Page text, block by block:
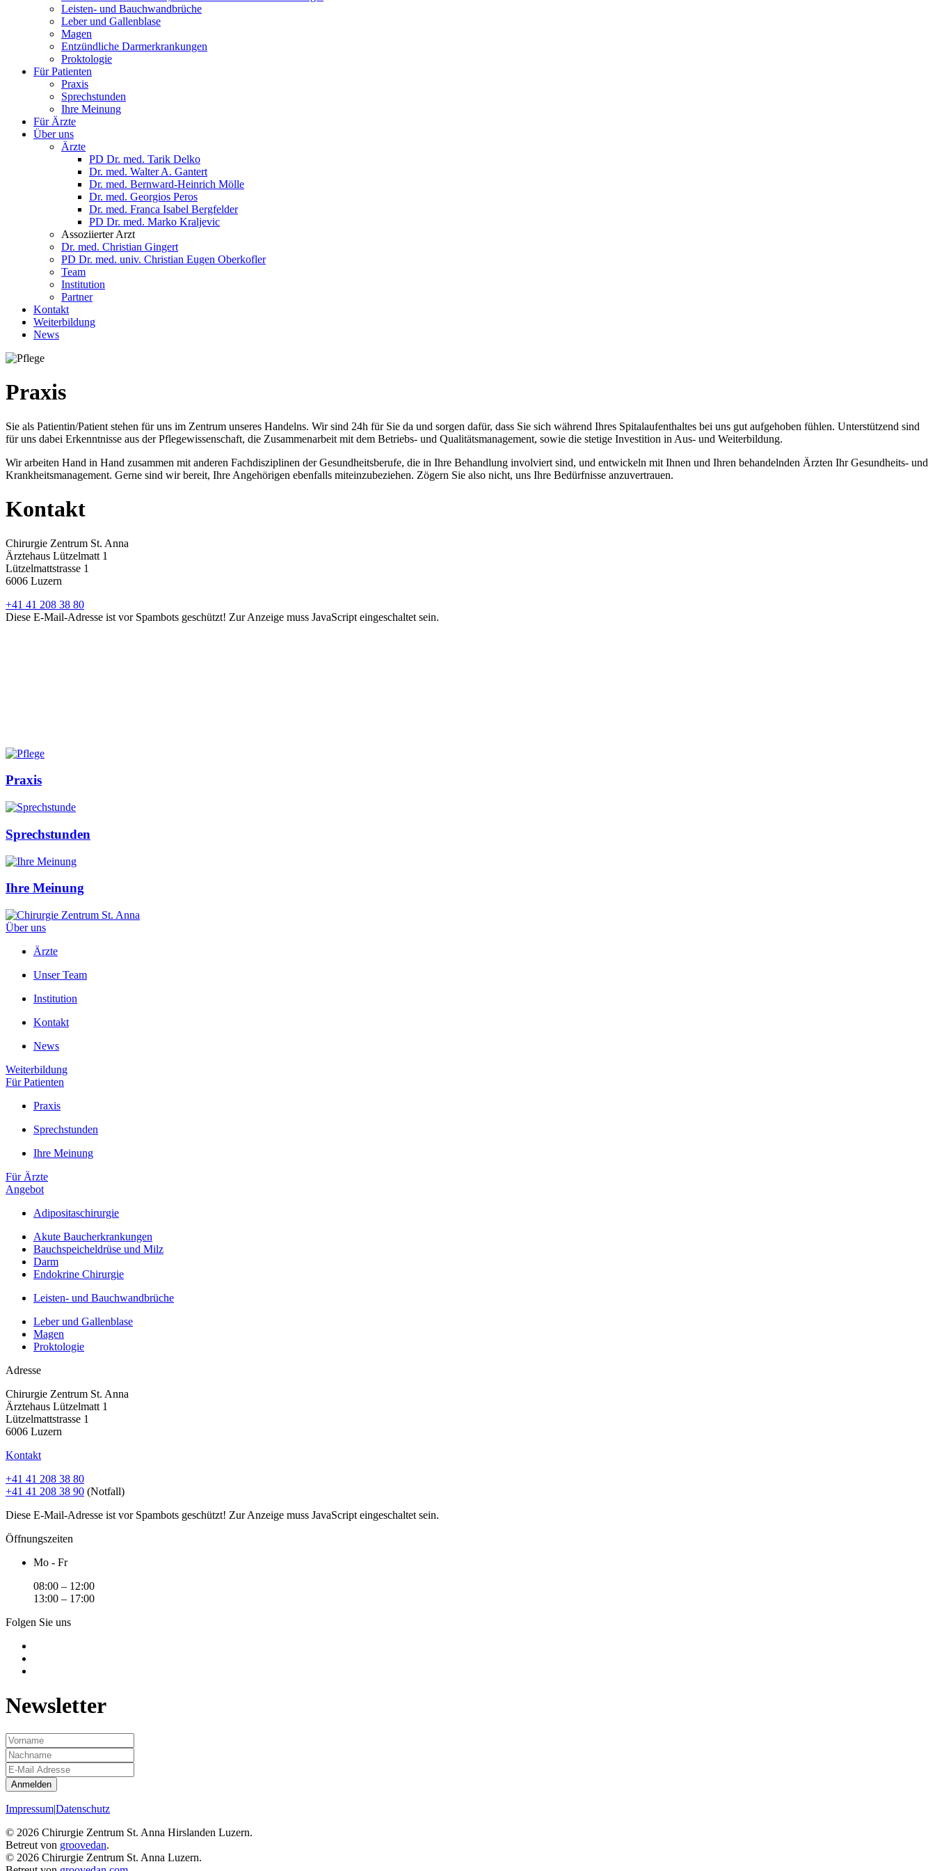
Leisten- und Bauchwandbrüche
Leber und Gallenblase
Magen
Entzündliche Darmerkrankungen
Proktologie
Für Patienten
Praxis
Sprechstunden
Ihre Meinung
Für Ärzte
Über uns
Ärzte
PD Dr. med. Tarik Delko
Dr. med. Walter A. Gantert
Dr. med. Bernward-Heinrich Mölle
Dr. med. Georgios Peros
Dr. med. Franca Isabel Bergfelder
PD Dr. med. Marko Kraljevic
Assoziierter Arzt
Dr. med. Christian Gingert
PD Dr. med. univ. Christian Eugen Oberkofler
Team
Institution
Partner
Kontakt
Weiterbildung
News
Praxis
Sie als Patientin/Patient stehen für uns im Zentrum unseres Handelns. Wir sind 24h für Sie da und sorgen dafür, dass Sie sich während Ihres Spitalaufenthaltes bei uns gut aufgehoben fühlen. Unterstützend sind
für uns dabei Erkenntnisse aus der Pflegewissenschaft, die Zusammenarbeit mit dem Betriebs- und Qualitätsmanagement, sowie die stetige Investition in Aus- und Weiterbildung.
Wir arbeiten Hand in Hand zusammen mit anderen Fachdisziplinen der Gesundheitsberufe, die in Ihre Behandlung involviert sind, und entwickeln mit Ihnen und Ihren behandelnden Ärzten Ihr Gesundheits- und
Krankheitsmanagement. Gerne sind wir bereit, Ihre Angehörigen ebenfalls miteinzubeziehen. Zögern Sie also nicht, uns Ihre Bedürfnisse anzuvertrauen.
Kontakt
Chirurgie Zentrum St. Anna
Ärztehaus Lützelmatt 1
Lützelmattstrasse 1
6006 Luzern
+41 41 208 38 80
Diese E-Mail-Adresse ist vor Spambots geschützt! Zur Anzeige muss JavaScript eingeschaltet sein.
Praxis
Sprechstunden
Ihre Meinung
Über uns
Ärzte
Unser Team
Institution
Kontakt
News
Weiterbildung
Für Patienten
Praxis
Sprechstunden
Ihre Meinung
Für Ärzte
Angebot
Adipositaschirurgie
Akute Baucherkrankungen
Bauchspeicheldrüse und Milz
Darm
Endokrine Chirurgie
Leisten- und Bauchwandbrüche
Leber und Gallenblase
Magen
Proktologie
Adresse
Chirurgie Zentrum St. Anna
Ärztehaus Lützelmatt 1
Lützelmattstrasse 1
6006 Luzern
Kontakt
+41 41 208 38 80
+41 41 208 38 90 (Notfall)
Diese E-Mail-Adresse ist vor Spambots geschützt! Zur Anzeige muss JavaScript eingeschaltet sein.
Öffnungszeiten
Mo - Fr
08:00 – 12:00
13:00 – 17:00
Folgen Sie uns
Newsletter
Anmelden
Impressum|Datenschutz
© 2026 Chirurgie Zentrum St. Anna Hirslanden Luzern.
Betreut von groovedan.
© 2026 Chirurgie Zentrum St. Anna Luzern.